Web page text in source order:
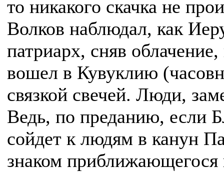
то никакого скачка не
Волков наблюдал, как
патриарх, сняв
вошел в Кувуклию
связкой свечей. Люди,
Ведь, по преданию, если
сойдет к людям в канун
знаком приближающегося